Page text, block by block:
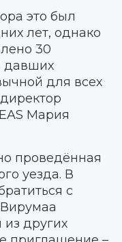
это был
лет, однако
30
давших
для всех
Мария
проведённая
уезда. В
с
из других